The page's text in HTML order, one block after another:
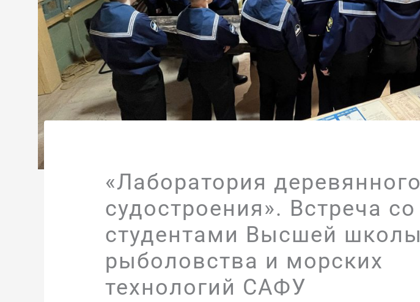
«Лаборатория деревянного
судостроения». Встреча со
студентами Высшей школы
рыболовства и морских
технологий САФУ